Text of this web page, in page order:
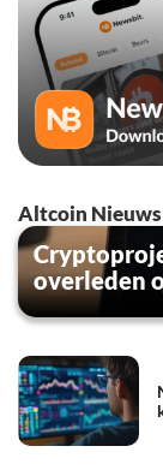
Altcoin Nieuws
overleden